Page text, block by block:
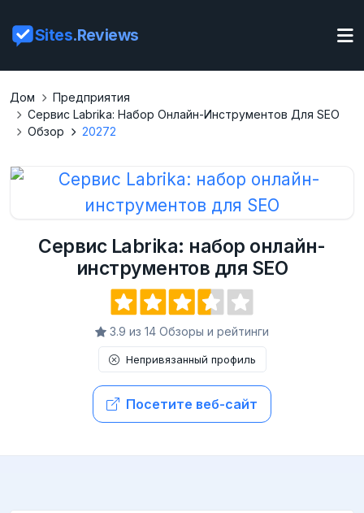
Sites.Reviews
Дом
Предприятия
Сервис Labrika: Набор Онлайн-Инструментов Для SEO
Обзор
20272
Сервис Labrika: набор онлайн-
инструментов для SEO
3.9 из 14 Обзоры и рейтинги
Непривязанный профиль
Посетите веб-сайт